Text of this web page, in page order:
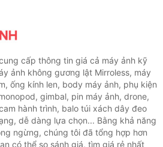
cấp thông tin giá cả máy ảnh kỹ
ảnh không gương lật Mirroless, máy
ống kính len, body máy ảnh, phụ kiện
gimbal, pin máy ảnh, drone,
hành trình, balo túi xách dây đeo
dễ dàng lựa chọn... Bằng khả năng
ngừng, chúng tôi đã tổng hợp hơn
có thể so sánh giá, tìm giá rẻ nhất